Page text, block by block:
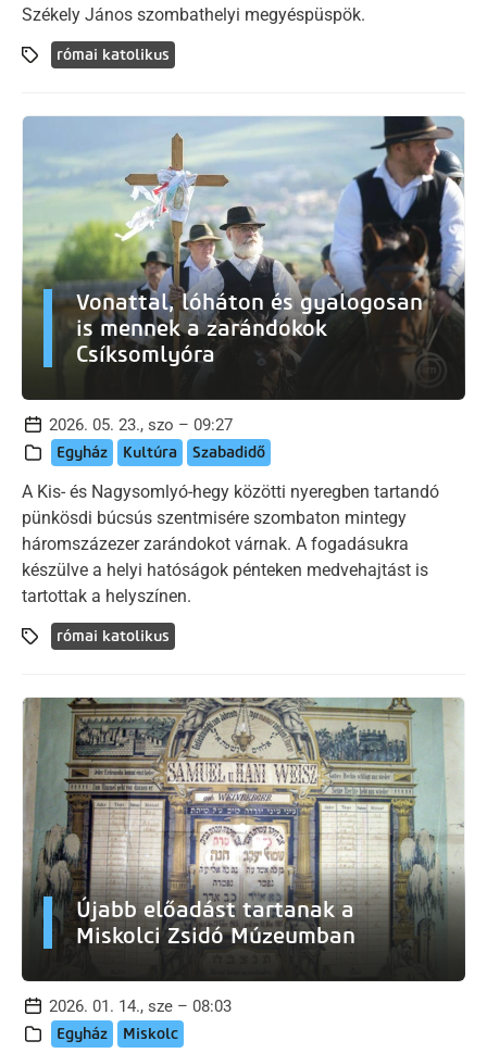
Székely János szombathelyi megyéspüspök.
római katolikus
Vonattal, lóháton és gyalogosan
is mennek a zarándokok
Csíksomlyóra
2026. 05. 23., szo – 09:27
Egyház Kultúra Szabadidő
A Kis- és Nagysomlyó-hegy közötti nyeregben tartandó
pünkösdi búcsús szentmisére szombaton mintegy
háromszázezer zarándokot várnak. A fogadásukra
készülve a helyi hatóságok pénteken medvehajtást is
tartottak a helyszínen.
római katolikus
Újabb előadást tartanak a
Miskolci Zsidó Múzeumban
2026. 01. 14., sze – 08:03
Egyház Miskolc